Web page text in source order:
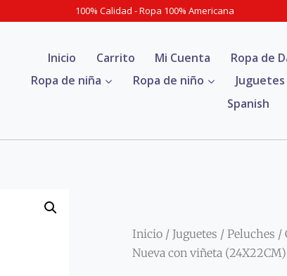
100% Calidad - Ropa 100% Americana
Inicio Carrito Mi Cuenta Ropa de
Ropa de niña
Ropa de niño Juguetes
Spanish
Inicio / Juguetes / Peluches /
Nueva con viñeta (24X22CM)